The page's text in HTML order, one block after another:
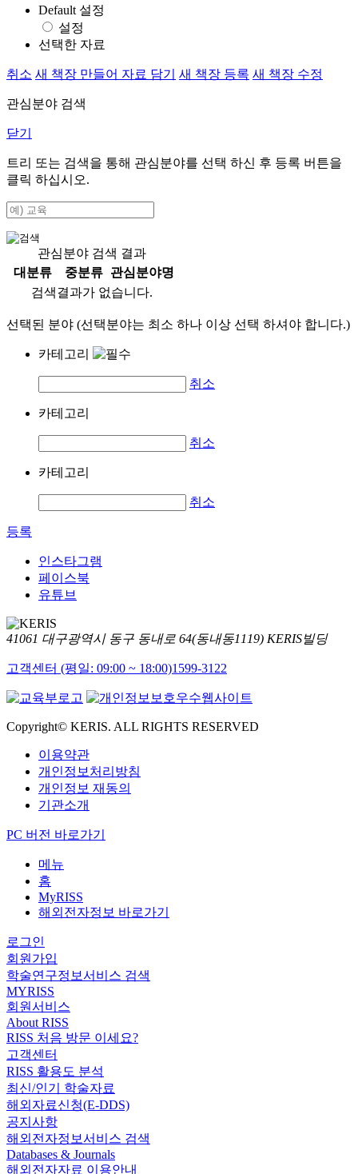
Default 설정
설정
선택한 자료
취소 새 책장 만들어 자료 담기 새 책장 등록 새 책장 수정
관심분야 검색
닫기
트리 또는 검색을 통해 관심분야를 선택 하신 후 등록 버튼을
클릭 하십시오.
관심분야 검색 결과
대분류
중분류
관심분야명
검색결과가 없습니다.
선택된 분야 (선택분야는 최소 하나 이상 선택 하셔야 합니다.)
카테고리
취소
카테고리
취소
카테고리
취소
등록
인스타그램
페이스북
유튜브
41061 대구광역시 동구 동내로 64(동내동1119) KERIS빌딩
고객센터 (평일: 09:00 ~ 18:00)1599-3122
Copyright© KERIS. ALL RIGHTS RESERVED
이용약관
개인정보처리방침
개인정보 재동의
기관소개
PC 버전 바로가기
메뉴
홈
MyRISS
해외전자정보 바로가기
로그인
회원가입
학술연구정보서비스 검색
MYRISS
회원서비스
About RISS
RISS 처음 방문 이세요?
고객센터
RISS 활용도 분석
최신/인기 학술자료
해외자료신청(E-DDS)
공지사항
해외전자정보서비스 검색
Databases & Journals
해외전자자료 이용안내